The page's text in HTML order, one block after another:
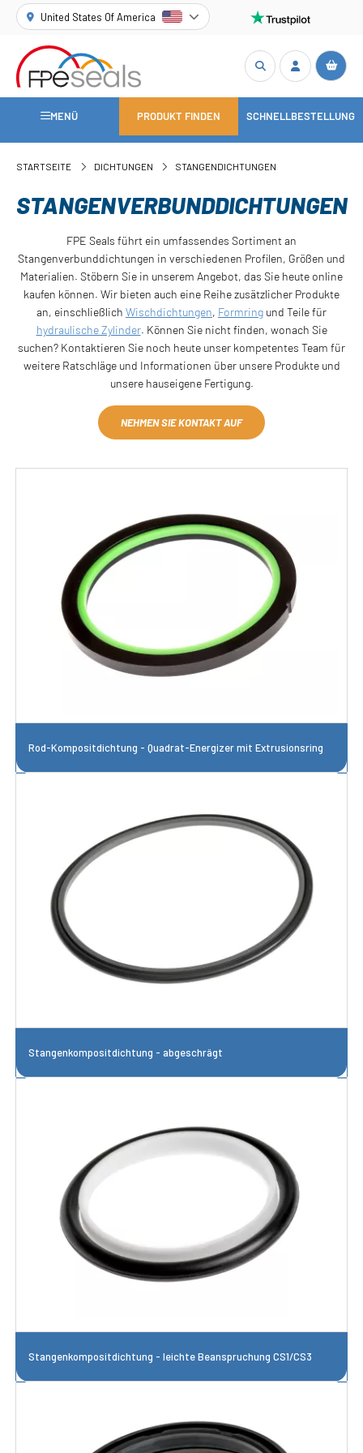
United States Of America
MENÜ PRODUKT FINDEN SCHNELLBESTELLUNG
STARTSEITE DICHTUNGEN STANGENDICHTUNGEN
STANGENVERBUNDDICHTUNGEN
FPE Seals führt ein umfassendes Sortiment an
Stangenverbunddichtungen in verschiedenen Profilen, Größen und
Materialien. Stöbern Sie in unserem Angebot, das Sie heute online
kaufen können. Wir bieten auch eine Reihe zusätzlicher Produkte
an, einschließlich Wischdichtungen, Formring und Teile für
hydraulische Zylinder. Können Sie nicht finden, wonach Sie
suchen? Kontaktieren Sie noch heute unser kompetentes Team für
weitere Ratschläge und Informationen über unsere Produkte und
unsere hauseigene Fertigung.
NEHMEN SIE KONTAKT AUF
Rod-Kompositdichtung - Quadrat-Energizer mit Extrusionsring
Stangenkompositdichtung - abgeschrägt
Stangenkompositdichtung - leichte Beanspruchung CS1/CS3